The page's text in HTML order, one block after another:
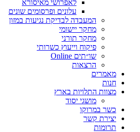
לאפרושי מאיסורא
עלונים ופרסומים שונים
המעבדה לבדיקת נגיעות במזון
מחקר יישומי
מחקר תורני
פיקוח וייעוץ כשרותי
שו״תים Online
הרצאות
מאמרים
חנות
מצוות התלויות בארץ
מושגי יסוד
כשר במרוקו
יצירת קשר
תרומות